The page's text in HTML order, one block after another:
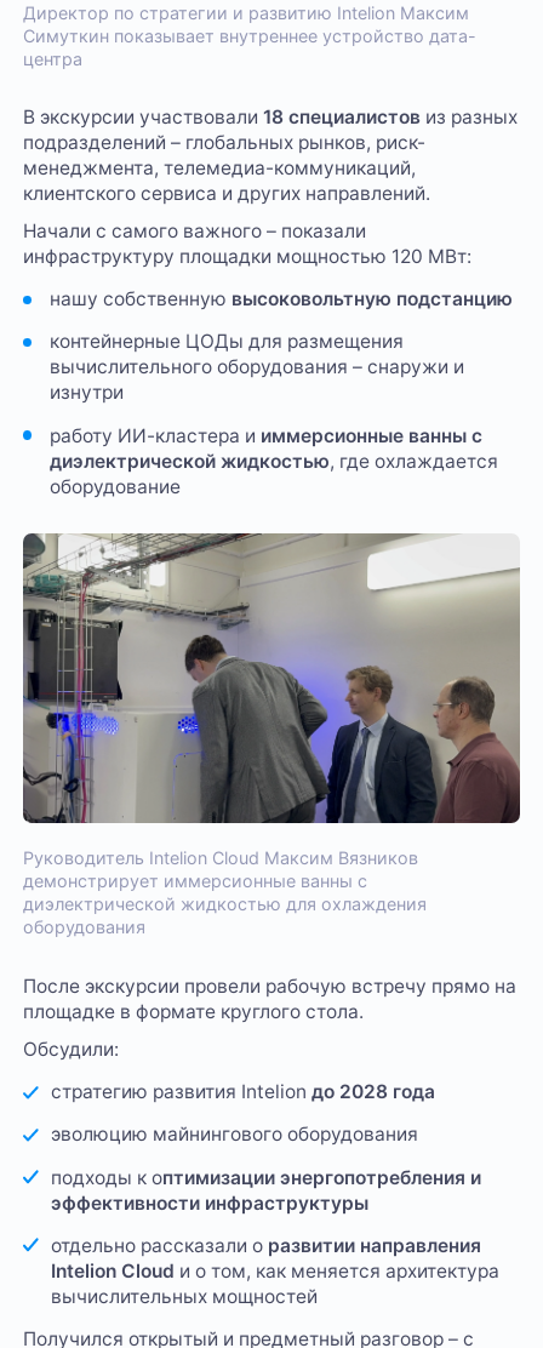
Директор по стратегии и развитию Intelion Максим
Симуткин показывает внутреннее устройство дата-
центра
В экскурсии участвовали18 специалистов из разных
подразделений – глобальных рынков, риск-
менеджмента, телемедиа-коммуникаций,
клиентского сервиса и других направлений.
Начали с самого важного – показали
инфраструктуру площадки мощностью 120 МВт:
нашу собственную высоковольтную подстанцию
контейнерные ЦОДы для размещения
вычислительного оборудования – снаружи и
изнутри
работу ИИ-кластера и иммерсионные ванны с
диэлектрической жидкостью, где охлаждается
оборудование
Руководитель Intelion Cloud Максим Вязников
демонстрирует иммерсионные ванны с
диэлектрической жидкостью для охлаждения
оборудования
После экскурсии провели рабочую встречу прямо на
площадке в формате круглого стола.
Обсудили:
стратегию развития Intelion до 2028 года
эволюцию майнингового оборудования
подходы к оптимизации энергопотребления и
эффективности инфраструктуры
отдельно рассказали о развитии направления
Intelion Cloud и о том, как меняется архитектура
вычислительных мощностей
Получился открытый и предметный разговор – с